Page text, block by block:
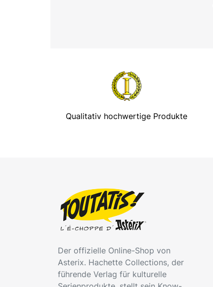
Qualitativ hochwertige Produkte
Der offizielle Online-Shop von
Asterix. Hachette Collections, der
führende Verlag für kulturelle